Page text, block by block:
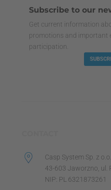
Subscribe to our
Get current information
promotions and important
participation.
Casp System Sp. z o.o.
43-603 Jaworzno, ul.
NIP: PL 6321873261